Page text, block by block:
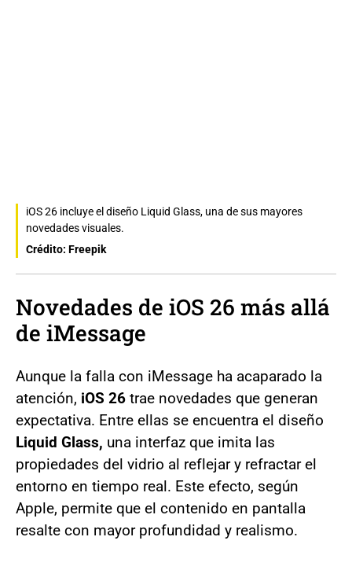
iOS 26 incluye el diseño Liquid Glass, una de sus mayores
novedades visuales.
Crédito: Freepik
Novedades de iOS 26 más allá
de iMessage
Aunque la falla con iMessage ha acaparado la
atención, iOS 26 trae novedades que generan
expectativa. Entre ellas se encuentra el diseño
Liquid Glass, una interfaz que imita las
propiedades del vidrio al reflejar y refractar el
entorno en tiempo real. Este efecto, según
Apple, permite que el contenido en pantalla
resalte con mayor profundidad y realismo.